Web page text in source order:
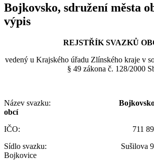
Bojkovsko, sdružení města
výpis
REJSTŘÍK SVAZKŮ
vedený u Krajského úřadu Zlínského kraje v
§ 49 zákona č. 128/2000
Název svazku:
obcí
IČO: 711 89
Sídlo svazku: Sušilova 952,
Bojkovice